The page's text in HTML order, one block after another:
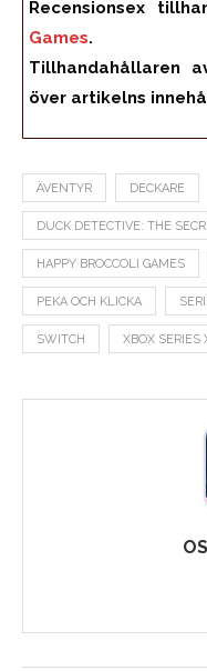
Recensionsex
Games.
Tillhandahållaren
över artikelns
ÄVENTYR DECKARE
DUCK DETECTIVE: THE
HAPPY BROCCOLI GAMES
PEKA OCH KLICKA
SWITCH XBOX SERIES